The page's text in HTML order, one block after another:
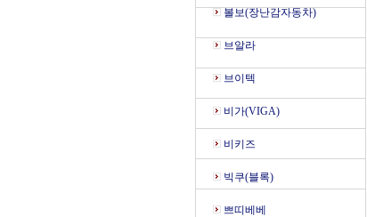
볼보(장난감자동차)
브알라
브이텍
비가(VIGA)
비키즈
빅쿠(블록)
쁘띠베베